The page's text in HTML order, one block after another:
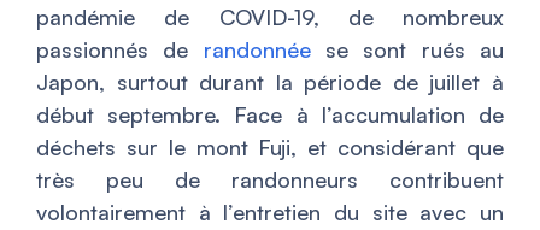
pandémie de COVID-19, de nombreux
passionnés de randonnéese sont rués au
Japon, surtout durant la période de juillet à
début septembre. Face à l’accumulation de
déchets sur le mont Fuji, et considérant que
très peu de randonneurs contribuent
volontairement à l’entretien du site avec un